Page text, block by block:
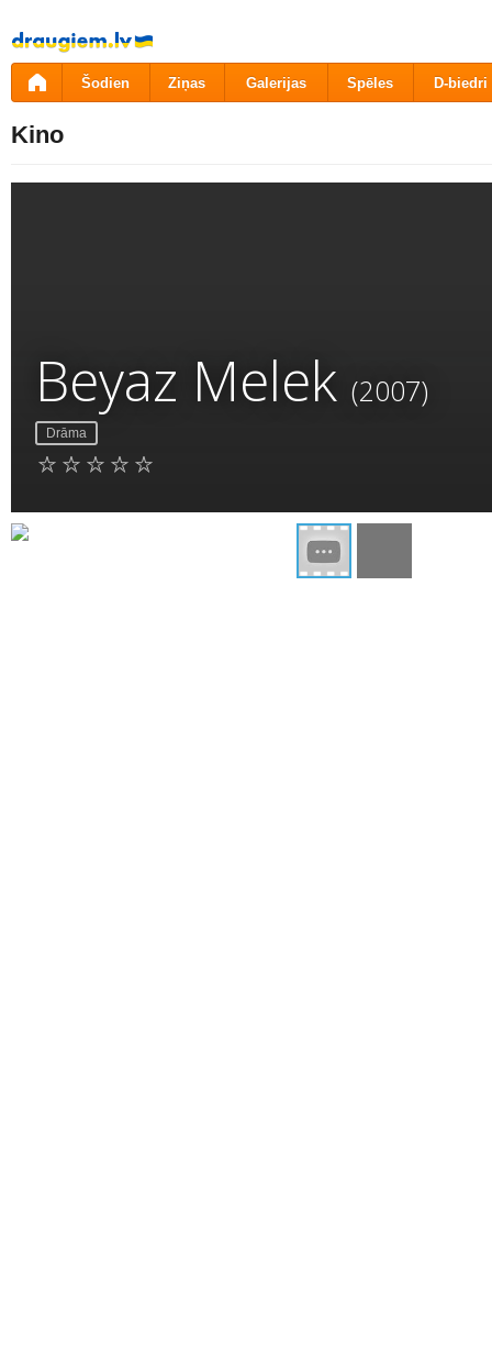
Pāriet
uz
saturu
Šodien Ziņas Galerijas Spēles D-biedri
Kino
Beyaz Melek (2007)
Drāma